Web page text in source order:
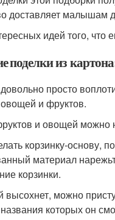
доставляет малышам
идей того, что
поделки из
просто
и фруктов.
и овощей можно
корзинку-основу,
материал
корзинки.
высохнет, можно
которых он